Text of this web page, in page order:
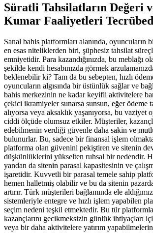
Süratli Tahsilatların Değeri
Kumar Faaliyetleri
Sanal bahis platformları alanında, oyuncuların
en esas niteliklerden biri, şüphesiz tahsilat
emniyetidir. Para kazandığınızda, bu meblağı
şekilde kendi hesabınızda görmek
beklenebilir ki? Tam da bu sebepten, hızlı
oyuncuların algısında bir üstünlük sağlar ve
bahis merkezinin ne kadar keyifli aktivitelere
çekici ikramiyeler sunarsa sunsun, eğer ödeme
alıyorsa veya aksaklık yaşanıyorsa, bu vaziyet
ciddi ölçüde olumsuz etkiler. Müşteriler,
edebilmenin verdiği güvenle daha sakin ve
bulunurlar. Bu, sadece bir finansal işlem
platforma olan güvenini pekiştiren ve sitenin
düşkünlüklerini yükselten ruhsal bir nedendir.
yandan da sitenin parasal kapasitesinin ve
işaretidir. Kuvvetli bir parasal temele sahip
hemen halletmiş olabilir ve bu da sitenin
artırır. Türk müşterileri bağlamında ele
sistemleriyle entegre ve hızlı işlem yapabilen
seçim nedeni teşkil etmektedir. Bu tür
kazançlarını gecikmeksizin günlük ihtiyaçları
veya bir daha aktivitelere yatırım